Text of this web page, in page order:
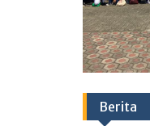
Berita